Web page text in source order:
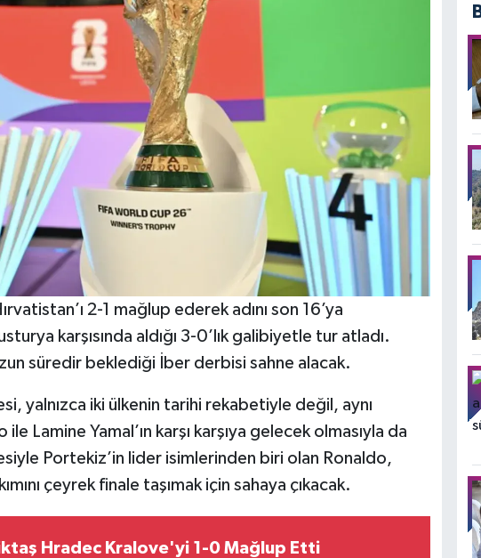
2-1 mağlup ederek adını son 16’ya
karşısında aldığı 3-0’lık galibiyetle tur atladı.
süredir beklediği İber derbisi sahne alacak.
yalnızca iki ülkenin tarihi rekabetiyle değil, aynı
Lamine Yamal’ın karşı karşıya gelecek olmasıyla da
Portekiz’in lider isimlerinden biri olan Ronaldo,
çeyrek finale taşımak için sahaya çıkacak.
Hradec Kralove'yi 1-0 Mağlup Etti